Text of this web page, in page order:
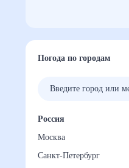
Погода по городам
Россия
Москва
Санкт-Петербург